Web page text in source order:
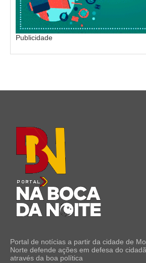
Publicidade
Portal de notícias a partir da cidade de
Norte defende ações em defesa do
através da boa política